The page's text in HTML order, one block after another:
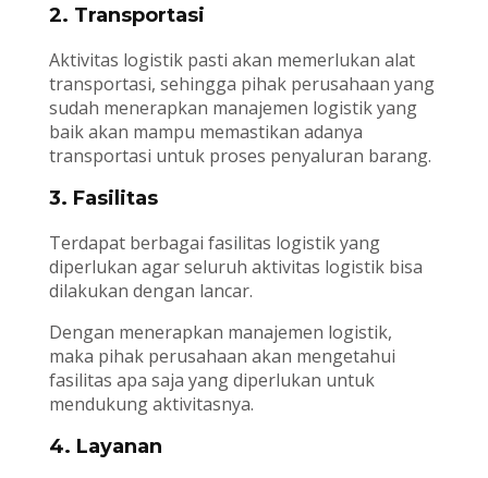
2. Transportasi
Aktivitas logistik pasti akan memerlukan alat
transportasi, sehingga pihak perusahaan yang
sudah menerapkan manajemen logistik yang
baik akan mampu memastikan adanya
transportasi untuk proses penyaluran barang.
3. Fasilitas
Terdapat berbagai fasilitas logistik yang
diperlukan agar seluruh aktivitas logistik bisa
dilakukan dengan lancar.
Dengan menerapkan manajemen logistik,
maka pihak perusahaan akan mengetahui
fasilitas apa saja yang diperlukan untuk
mendukung aktivitasnya.
4. Layanan